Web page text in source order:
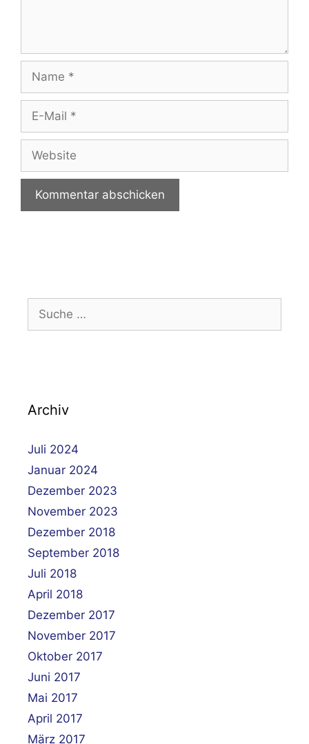
Name
Website
nach:
Archiv
Juli 2024
Januar 2024
Dezember 2023
November 2023
Dezember 2018
September 2018
Juli 2018
April 2018
Dezember 2017
November 2017
Oktober 2017
Juni 2017
Mai 2017
April 2017
März 2017